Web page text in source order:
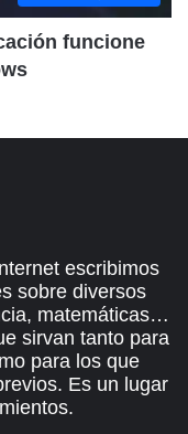
funcione
escribimos
sobre diversos
matemáticas…
sirvan tanto para
para los que
Es un lugar